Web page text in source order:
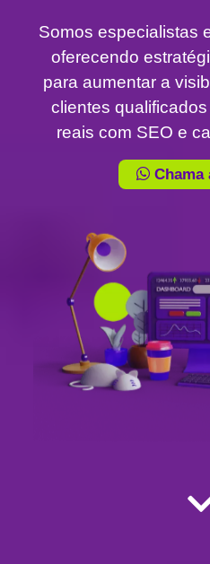
Somos especialistas
oferecendo
para aumentar a
clientes
reais com SEO e
Chama